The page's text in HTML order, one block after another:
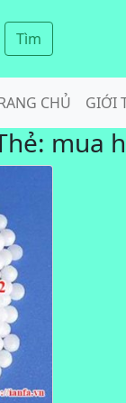
Tìm
CHỦ GIỚI
mua